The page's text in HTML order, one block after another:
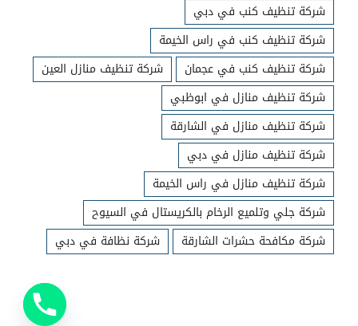
شركة تنظيف كنب في دبي
شركة تنظيف كنب في راس الخيمة
شركة تنظيف كنب في عجمان
شركة تنظيف منازل العين
شركة تنظيف منازل في ابوظبي
شركة تنظيف منازل في الشارقة
شركة تنظيف منازل في دبي
شركة تنظيف منازل في راس الخيمة
شركة جلي وتلميع الرخام بالكريستال في السيوح
شركة مكافحة حشرات الشارقة
شركة نظافة في دبي